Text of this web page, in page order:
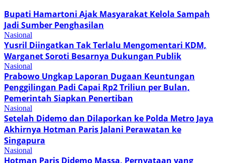
Bupati Hamartoni Ajak Masyarakat Kelola Sampah
Jadi Sumber Penghasilan
Nasional
Yusril Diingatkan Tak Terlalu Mengomentari KDM,
Warganet Soroti Besarnya Dukungan Publik
Nasional
Prabowo Ungkap Laporan Dugaan Keuntungan
Penggilingan Padi Capai Rp2 Triliun per Bulan,
Pemerintah Siapkan Penertiban
Nasional
Setelah Didemo dan Dilaporkan ke Polda Metro Jaya
Akhirnya Hotman Paris Jalani Perawatan ke
Singapura
Nasional
Hotman Paris Didemo Massa, Pernyataan yang